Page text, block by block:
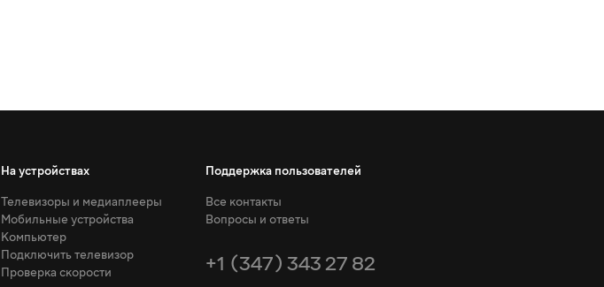
На устройствах
Телевизоры и медиаплееры
Мобильные устройства
Компьютер
Подключить телевизор
Проверка скорости
Поддержка пользователей
Все контакты
Вопросы и ответы
+1 (347) 343 27 82